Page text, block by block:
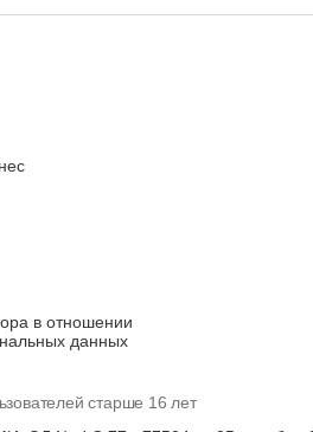
в отношении
данных
старше 16 лет